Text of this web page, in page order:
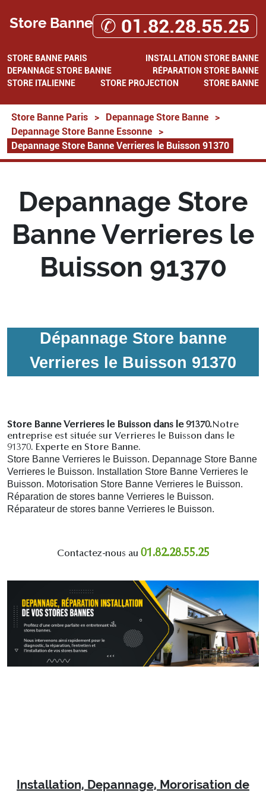
Store Banne ✆ 01.82.28.55.25
STORE BANNE PARIS
INSTALLATION STORE BANNE
DEPANNAGE STORE BANNE
RÉPARATION STORE BANNE
STORE ITALIENNE
STORE PROJECTION STORE BANNE
Store Banne Paris > Depannage Store Banne
>
Depannage Store Banne Essonne
>
Depannage Store Banne Verrieres le Buisson 91370
Depannage Store
Banne Verrieres le
Buisson 91370
Dépannage Store banne
Verrieres le Buisson 91370
Store Banne Verrieres le Buisson dans le 91370.Notre
entreprise est située sur Verrieres le Buisson dans le
91370. Experte en Store Banne.
Store Banne Verrieres le Buisson. Depannage Store Banne
Verrieres le Buisson. Installation Store Banne Verrieres le
Buisson. Motorisation Store Banne Verrieres le Buisson.
Réparation de stores banne Verrieres le Buisson.
Réparateur de stores banne Verrieres le Buisson.
Contactez-nous au 01.82.28.55.25
Installation, Depannage, Mororisation de